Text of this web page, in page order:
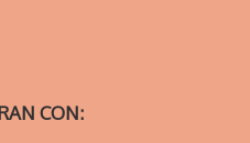
CON: